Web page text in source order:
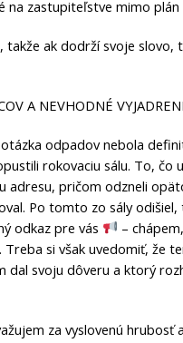
na zastupiteľstve mimo
takže ak dodrží svoje
A NEVHODNÉ
odpadov nebola
rokovaciu sálu. To, čo
adresu, pričom odzneli
Po tomto zo sály
odkaz pre vás
–
si však uvedomiť, že
dal svoju dôveru a ktorý
za vyslovenú